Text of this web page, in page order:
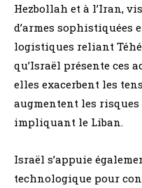
Hezbollah et à l’Iran,
d’armes sophistiquées
logistiques reliant
qu’Israël présente ces
elles exacerbent les
augmentent les
impliquant le Liban.
Israël s’appuie
technologique pour